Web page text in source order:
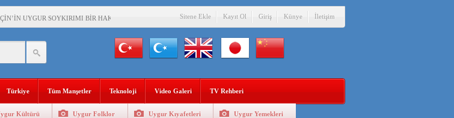
UYGUR SOYKIRIMI BİR HAKİKATTIR!
POSTMODERN BİR SOYKIRIMDIR!
TÜRKİSTAN BİZİM KIRMIZI ÇİZGİMİZDİR!”
DOĞU TÜRKİSTAN
BAŞKANI’NA TEPKİLER SÜRÜYOR
Sitene Ekle Kayıt Ol Giriş Künye İletişim
Türkiye Tüm Manşetler Teknoloji Video Galeri TV Rehberi
Kültürü Uygur Folklor Uygur Kıyafetleri Uygur Yemekleri